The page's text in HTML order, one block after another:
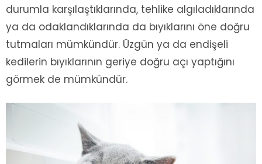
durumla karşılaştıklarında, tehlike algıladıklarında
ya da odaklandıklarında da bıyıklarını öne doğru
tutmaları mümkündür. Üzgün ya da endişeli
kedilerin bıyıklarının geriye doğru açı yaptığını
görmek de mümkündür.